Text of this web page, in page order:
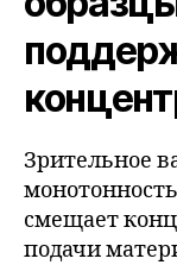
Зрительное
смещает
подачи